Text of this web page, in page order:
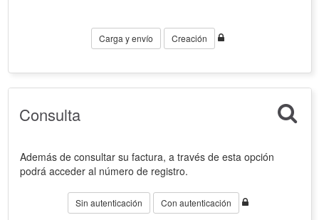
Carga y envío Creación
Consulta
Además de consultar su factura, a través de esta opción
podrá acceder al número de registro.
Sin autenticación Con autenticación